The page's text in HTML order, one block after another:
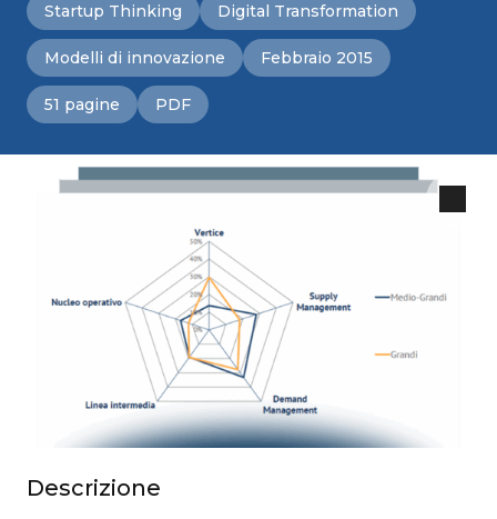
Startup Thinking Digital Transformation
Modelli di innovazione Febbraio 2015
51 pagine PDF
Descrizione